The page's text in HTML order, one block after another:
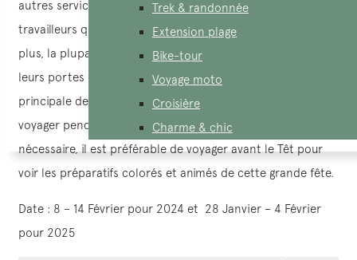
Trek & randonnée
Extension plage
Bike-tour
Voyage moto
Croisière
Charme & chic
autres services augmenteront pour compenser les
travailleurs qui prennent des congés pendant les fêtes. De
plus, la plupart des magasins et des restaurants ferment
leurs portes pendant au moins 3 jours pendant la période
principale de la fête du Têt. Par conséquent, choisir de
voyager pendant le Tết n’est pas une bonne idée. Si
nécessaire, il est préférable de voyager avant le Têt pour
voir les préparatifs colorés et animés de cette grande fête.
Date : 8 – 14 Février pour 2024 et 28 Janvier – 4 Février
pour 2025